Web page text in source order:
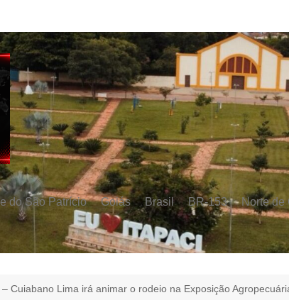
do São Patrício Goiás Brasil BR-153 Norte de
– Cuiabano Lima irá animar o rodeio na Exposição